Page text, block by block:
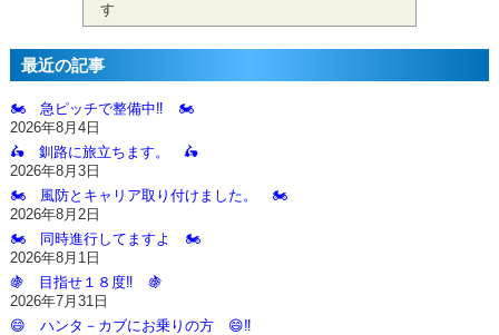
す
最近の記事
🏍️ 急ピッチで整備中‼️ 🏍️
2026年8月4日
🛵 釧路に旅立ちます。 🛵
2026年8月3日
🏍️ 風防とキャリア取り付けました。 🏍️
2026年8月2日
🏍️ 同時進行してますよ 🏍️
2026年8月1日
🍇 目指せ１８度‼️ 🍇
2026年7月31日
😄 ハンタ－カブにお乗りの方 😄‼️